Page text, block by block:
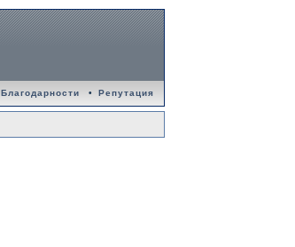
Благодарности • Репутация